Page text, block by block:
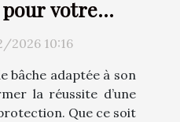
pour votre
2026 10:16
bâche adaptée à son
la réussite d’une
Que ce soit